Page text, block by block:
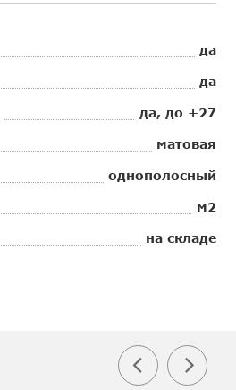
да
да
да, до +27
матовая
однополосный
м2
на складе